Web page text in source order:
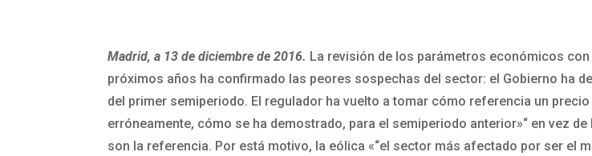
Madrid, a 13 de diciembre de 2016. La revisión de los parámetros económicos
próximos años ha confirmado las peores sospechas del sector: el Gobierno ha
del primer semiperiodo. El regulador ha vuelto a tomar cómo referencia un
erróneamente, cómo se ha demostrado, para el semiperiodo anterior»“ en vez
son la referencia. Por está motivo, la eólica «“el sector más afectado por ser el